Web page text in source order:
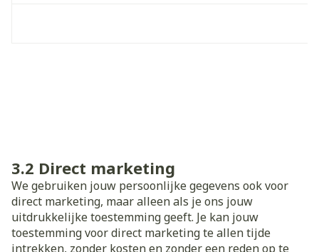
3.2 Direct marketing
We gebruiken jouw persoonlijke gegevens ook voor
direct marketing, maar alleen als je ons jouw
uitdrukkelijke toestemming geeft. Je kan jouw
toestemming voor direct marketing te allen tijde
intrekken, zonder kosten en zonder een reden op te